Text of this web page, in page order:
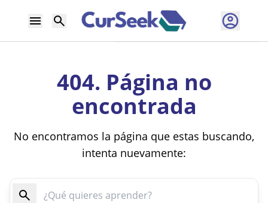
404. Página no
encontrada
No encontramos la página que estas buscando,
intenta nuevamente: